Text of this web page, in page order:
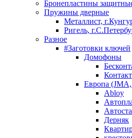
Бронепластины
Пружины дверные
Металлист,
Ригель,
Разное
#Заготовки ключей
Домофоны
Европа
Abloy
Дерняк